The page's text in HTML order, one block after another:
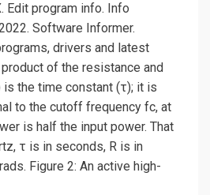
Edit program info. Info
Software Informer.
drivers and latest
of the resistance and
is the time constant (τ); it is
to the cutoff frequency fc, at
is half the input power. That
τ is in seconds, R is in
Figure 2: An active high-